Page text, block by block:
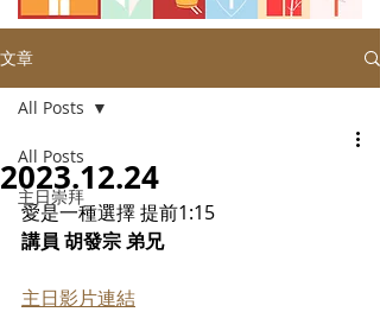
文章
All Posts
主日崇拜
All Posts
2023.12.24
愛是一種選擇 提前1:15
講員 胡發宗 弟兄
主日影片連結